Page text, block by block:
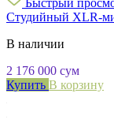
Студийный XLR-
В наличии
2 176 000 сум
Купить В корзину